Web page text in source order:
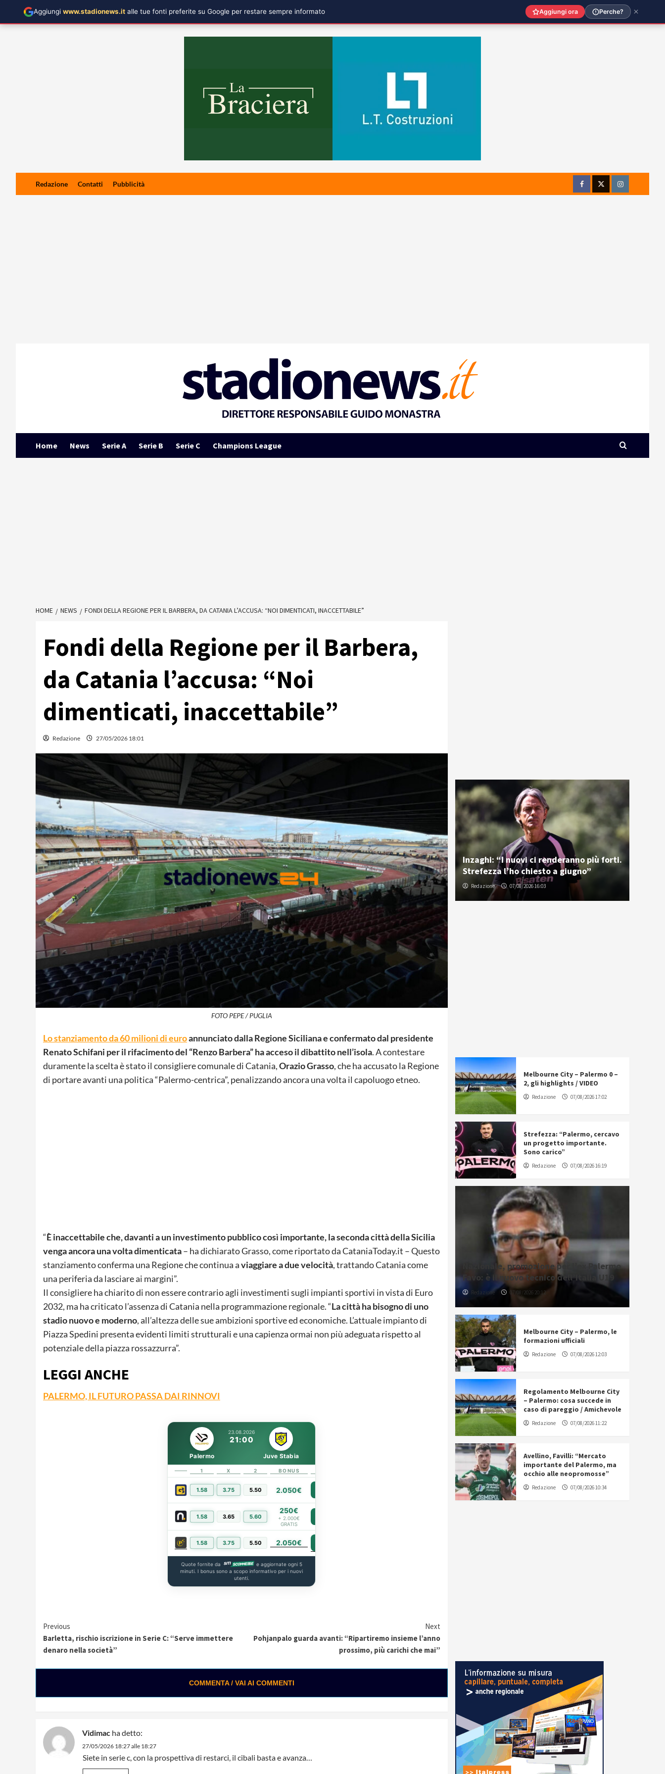
Redazione Contatti Pubblicità
FacebookTwitterInstagram
Home News Serie A Serie B Serie C Champions League
HOME NEWS FONDI DELLA REGIONE PER IL BARBERA, DA CATANIA L’ACCUSA: “NOI DIMENTICATI, INACCETTABILE”
Fondi della Regione per il Barbera,
da Catania l’accusa: “Noi
dimenticati, inaccettabile”
Redazione 27/05/2026 18:01
FOTO PEPE / PUGLIA
Lo stanziamento da 60 milioni di euroannunciato dalla Regione Siciliana e confermato dal presidente
Renato Schifani per il rifacimento del “Renzo Barbera” ha acceso il dibattito nell’isola. A contestare
duramente la scelta è stato il consigliere comunale di Catania,Orazio Grasso, che ha accusato la Regione
di portare avanti una politica “Palermo-centrica”, penalizzando ancora una volta il capoluogo etneo.
“È inaccettabile che, davanti a un investimento pubblico così importante, la seconda città della Sicilia
venga ancora una volta dimenticata– ha dichiarato Grasso, come riportato da CataniaToday.it – Questo
stanziamento conferma una Regione che continua aviaggiare a due velocità, trattando Catania come
una periferia da lasciare ai margini”.
Il consigliere ha chiarito di non essere contrario agli investimenti sugli impianti sportivi in vista di Euro
2032, ma ha criticato l’assenza di Catania nella programmazione regionale. “La città ha bisogno di uno
stadio nuovo e moderno, all’altezza delle sue ambizioni sportive ed economiche. L’attuale impianto di
Piazza Spedini presenta evidenti limiti strutturali e una capienza ormai non più adeguata rispetto al
potenziale della piazza rossazzurra”.
LEGGI ANCHE
PALERMO, IL FUTURO PASSA DAI RINNOVI
23.08.2026
21:00
Palermo Juve Stabia
1 X 2 BONUS
1.58 3.75 5.50 2.050€
1.58 3.65 5.60
250€
+ 2.000€
GRATIS
1.58 3.75 5.50 2.050€
Quote fornite da
e aggiornate ogni 5
minuti. I bonus sono a scopo informativo per i nuovi
utenti.
Continue
Reading
Previous
Barletta, rischio iscrizione in Serie C: “Serve immettere
denaro nella società”
Next
Pohjanpalo guarda avanti: “Ripartiremo insieme l’anno
prossimo, più carichi che mai”
COMMENTA / VAI AI COMMENTI
Vidimac ha detto:
27/05/2026 18:27 alle 18:27
Siete in serie c, con la prospettiva di restarci, il cibali basta e avanza…
Inzaghi: “I nuovi ci renderanno più forti.
Strefezza l’ho chiesto a giugno”
Redazione 07/08/2026 16:03
Melbourne City – Palermo 0 –
2, gli highlights / VIDEO
Redazione 07/08/2026 17:02
Strefezza: “Palermo, cercavo
un progetto importante.
Sono carico”
Redazione 07/08/2026 16:19
Nazionale, promozione per l’ex Palermo
Favo: è il nuovo tecnico dell’Italia U19
Redazione 07/08/2026 20:12
Melbourne City – Palermo, le
formazioni ufficiali
Redazione 07/08/2026 12:03
Regolamento Melbourne City
– Palermo: cosa succede in
caso di pareggio / Amichevole
Redazione 07/08/2026 11:22
Avellino, Favilli: “Mercato
importante del Palermo, ma
occhio alle neopromosse”
Redazione 07/08/2026 10:34
Aggiungi www.stadionews.it alle tue fonti preferite su Google per restare sempre informato Aggiungi ora Perche?